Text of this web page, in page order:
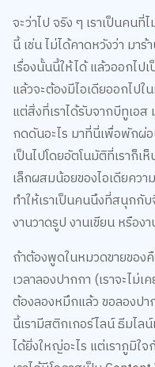
จะว่าไป จริง ๆ เราเป็นคนที่
นี้ เช่น ไม่ได้คาดหวังว่า มา
เรื่องนั้นนี้ให้ได้ แล้วออกไป
แล้วจะต้องมีไอเดียออกไป
แต่สิ่งที่เราได้รับจากบีทูเอส
กดดันอะไร มาที่นี่เพื่อพักผ่
เป็นไปโดยอัตโนมัติที่เราก็
เล็กผสมน้อยของไอเดียคว
ทำให้เราเป็นคนนึงที่สนุกกั
งานวาดรูป งานเขียน หรือง
ถ้าต้องพูดในหมวดขายของ
เวลาลองปากกา (เราจะไม่
ต้องลองหมึกแล้ว ขอลองป
นี้เรามีสติกเกอร์ไลน์ ธีมไล
ได้ยิ่งใหญ่อะไร แต่เราภูมิใ